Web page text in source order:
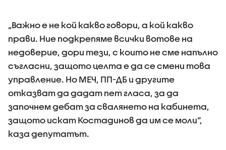
„Важно е не кой какво говори, а кой какво
прави. Ние подкрепяме всички вотoве на
недоверие, дори тези, с които не сме напълно
съгласни, защото целта е да се смени това
управление. Но МЕЧ, ПП-ДБ и другите
отказват да дадат пет гласа, за да
започнем дебат за свалянето на кабинета,
защото искат Костадинов да им се моли“,
каза депутатът.